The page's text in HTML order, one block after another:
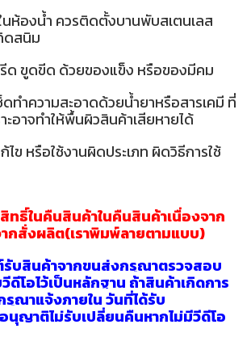
ห้องน้ำ ควรติดตั้งบานพับสเตนเลส
ดสนิม
ด ขูดขีด ด้วยของแข็ง หรือของมีคม
ทำความสะอาดด้วยน้ำยาหรือสารเคมี ที่
ะอาจทำให้พื้นผิวสินค้าเสียหายได้
ข หรือใช้งานผิดประเภท ผิดวิธีการใช้
ธิ์ในคืนสินค้าในคืนสินค้าเนื่องจาก
กสั่งผลิต(เราพิมพ์ลายตามแบบ)
รับสินค้าจากขนส่งกรุณาตรวจสอบ
ดีโอไว้เป็นหลักฐาน ถ้าสินค้าเกิดการ
ณาแจ้งภายใน วันที่ได้รับ
นุญาติไม่รับเปลี่ยนคืนหากไม่มีวีดีโอ